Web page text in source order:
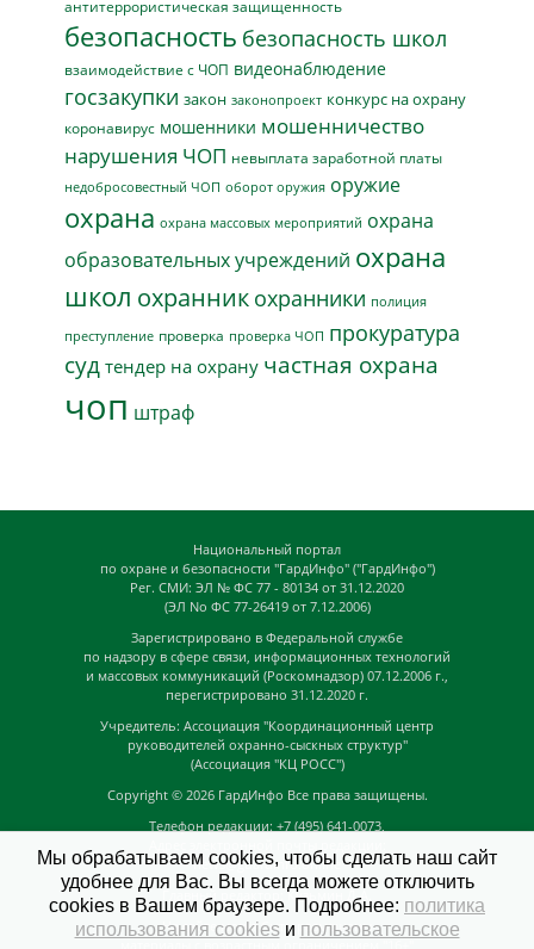
антитеррористическая защищенность
безопасность безопасность школ
взаимодействие с ЧОП видеонаблюдение
госзакупки закон законопроект конкурс на охрану
коронавирус мошенники мошенничество
нарушения ЧОП невыплата заработной платы
недобросовестный ЧОП оборот оружия оружие
охрана охрана массовых мероприятий охрана
образовательных учреждений охрана
школ охранник охранники полиция
преступление проверка проверка ЧОП прокуратура
суд тендер на охрану частная охрана
чоп штраф
Национальный портал
по охране и безопасности "ГардИнфо" ("ГардИнфо")
Рег. СМИ: ЭЛ № ФС 77 - 80134 от 31.12.2020
(ЭЛ No ФС 77-26419 от 7.12.2006)
Зарегистрировано в Федеральной службе
по надзору в сфере связи, информационных технологий
и массовых коммуникаций (Роскомнадзор) 07.12.2006 г.,
перегистрировано 31.12.2020 г.
Учредитель: Ассоциация "Координационный центр
руководителей охранно-сыскных структур"
(Ассоциация "КЦ РОСС")
Copyright © 2026 ГардИнфо Все права защищены.
Телефон редакции: +7 (495) 641-0073,
news@guardinfo.online
Главный редактор: Кузьмин Д.А.
На сайте могут быть размещены
Мы обрабатываем cookies, чтобы сделать наш сайт
удобнее для Вас. Вы всегда можете отключить
cookies в Вашем браузере. Подробнее: политика
использования cookiesи пользовательское